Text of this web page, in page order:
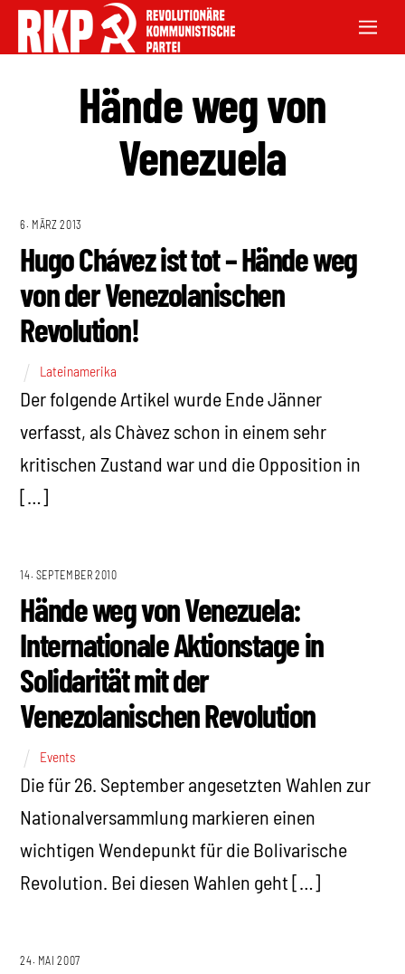
Hände weg von
Venezuela
6. MÄRZ 2013
Hugo Chávez ist tot – Hände weg
von der Venezolanischen
Revolution!
Lateinamerika
Der folgende Artikel wurde Ende Jänner
verfasst, als Chàvez schon in einem sehr
kritischen Zustand war und die Opposition in
[…]
14. SEPTEMBER 2010
Hände weg von Venezuela:
Internationale Aktionstage in
Solidarität mit der
Venezolanischen Revolution
Events
Die für 26. September angesetzten Wahlen zur
Nationalversammlung markieren einen
wichtigen Wendepunkt für die Bolivarische
Revolution. Bei diesen Wahlen geht […]
24. MAI 2007